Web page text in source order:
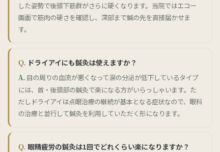
した姿勢で後頭下筋群がさらに硬くなります。当院ではエコー
画面で筋肉の硬さを確認し、深部まで鍼の先を直接届かせま
す。
ドライアイにも鍼灸は使えますか？
目の周りの血流が悪くなって涙の分泌が低下しているタイプ
には、首・後頭部の鍼灸で楽になる方がいらっしゃいます。た
だしドライアイは点眼治療の継続が基本となる症状なので、眼科
の治療と並行して鍼灸を利用していただく形になります。
眼精疲労の鍼灸は1回でどれくらい楽になりますか？